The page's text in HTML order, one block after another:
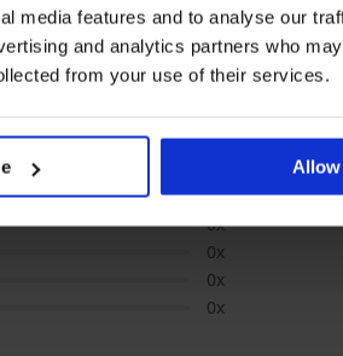
media features and to analyse our
and analytics partners who
from your use of their services.
Allow
TERMÉK
3x
0x
0x
0x
0x